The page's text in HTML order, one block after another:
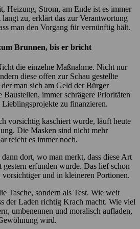
Heizung, Strom, am Ende ist es immer
langt zu, erklärt das zur Verantwortung
man den Vorgang für vernünftig hält.
Brunnen, bis er bricht
die einzelne Maßnahme. Nicht nur
diese offen zur Schau gestellte
man sich am Geld der Bürger
Baustellen, immer schrägere Prioritäten
zu finanzieren.
vorsichtig kaschiert wurde, läuft heute
Die Masken sind nicht mehr
reicht es immer noch.
dort, wo man merkt, dass diese Art
gestern erfunden wurde. Das lief schon
vorsichtiger und in kleineren Portionen.
Tasche, sondern als Test. Wie weit
der Laden richtig Krach macht. Wie viel
umbenennen und moralisch aufladen,
wird.